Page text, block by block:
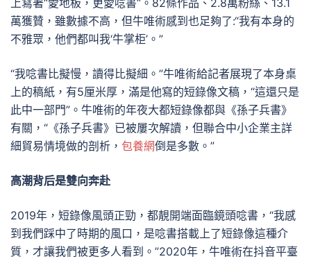
上寫著“愛地板，更愛唸書”。82條作品、2.8萬粉絲、13.1
萬獲贊，雖數據不高，但牛唯術感到也足夠了:“我有本身的
不雅眾，他們都叫我‘牛掌柜’。”
“我唸書比擬慢，讀得比擬細。”牛唯術給記者展現了本身桌
上的稿紙，有5厘米厚，滿是他寫的短錄像文稿，“這還只是
此中一部門”。牛唯術的年夜大都短錄像都與《孫子兵書》
有關，“《孫子兵書》已被屢次解讀，但聯合中小企業主詳
細貿易情境做的剖析， 包養網倒是多數。”
高潮背后是雙向奔赴
2019年，短錄像風頭正勁，都靚開端面臨鏡頭唸書，“我感
到我們踩中了時期的風口，是唸書搭載上了短錄像這種介
質，才讓我們被更多人看到。”2020年，牛唯術在抖音平臺